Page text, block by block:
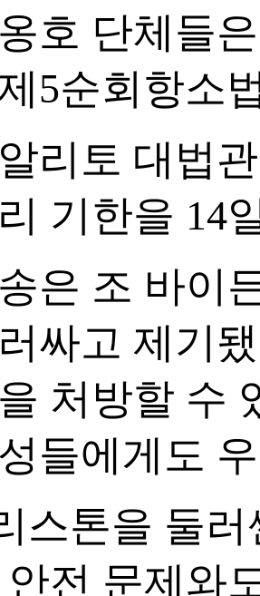
호 단체들
5순회항소
리토 대법
기한을 14
은 조 바이
싸고 제기
처방할 수
들에게도
스톤을 둘
안전 문제와